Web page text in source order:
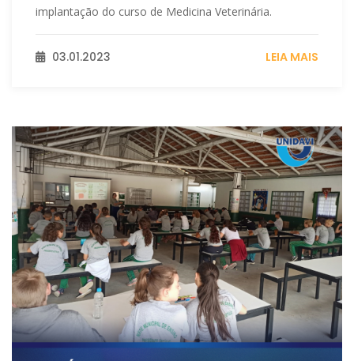
implantação do curso de Medicina Veterinária.
03.01.2023 LEIA MAIS